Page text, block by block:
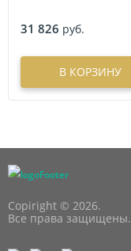
31 826 руб.
В КОРЗИНУ
Copiright © 2026.
Все права защищены.